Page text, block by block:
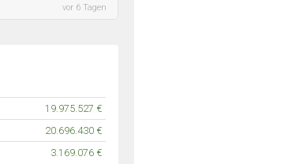
vor 6 Tagen
19.975.527 €
20.696.430 €
3.169.076 €